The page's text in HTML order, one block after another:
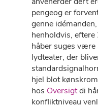
pengeog er
genne
henholdvis,
håber suges
lydteater, der
hjel blot
hos Oversigtdi
konfliktniveau